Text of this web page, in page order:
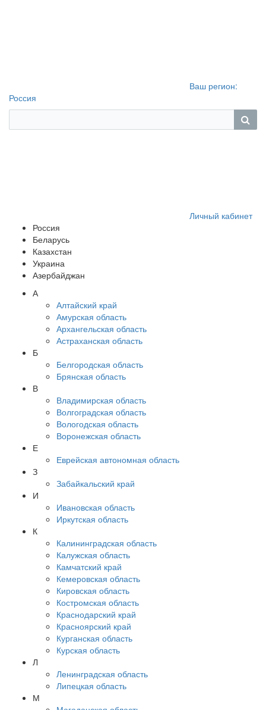
Ваш регион:
Россия
Личный кабинет
Россия
Беларусь
Казахстан
Украина
Азербайджан
А
Алтайский край
Амурская область
Архангельская область
Астраханская область
Б
Белгородская область
Брянская область
В
Владимирская область
Волгоградская область
Вологодская область
Воронежская область
Е
Еврейская автономная область
З
Забайкальский край
И
Ивановская область
Иркутская область
К
Калининградская область
Калужская область
Камчатский край
Кемеровская область
Кировская область
Костромская область
Краснодарский край
Красноярский край
Курганская область
Курская область
Л
Ленинградская область
Липецкая область
М